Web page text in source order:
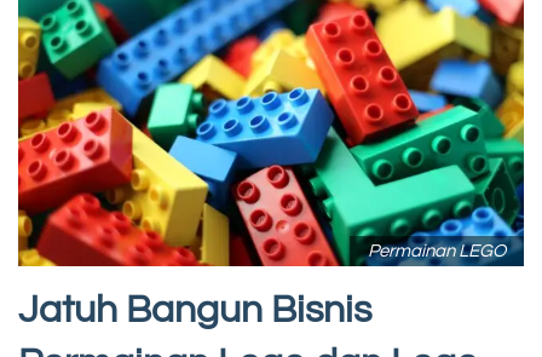
Permainan LEGO
Jatuh Bangun Bisnis